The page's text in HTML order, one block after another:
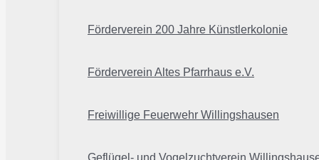
Förderverein 200 Jahre Künstlerkolonie
Förderverein Altes Pfarrhaus e.V.
Freiwillige Feuerwehr Willingshausen